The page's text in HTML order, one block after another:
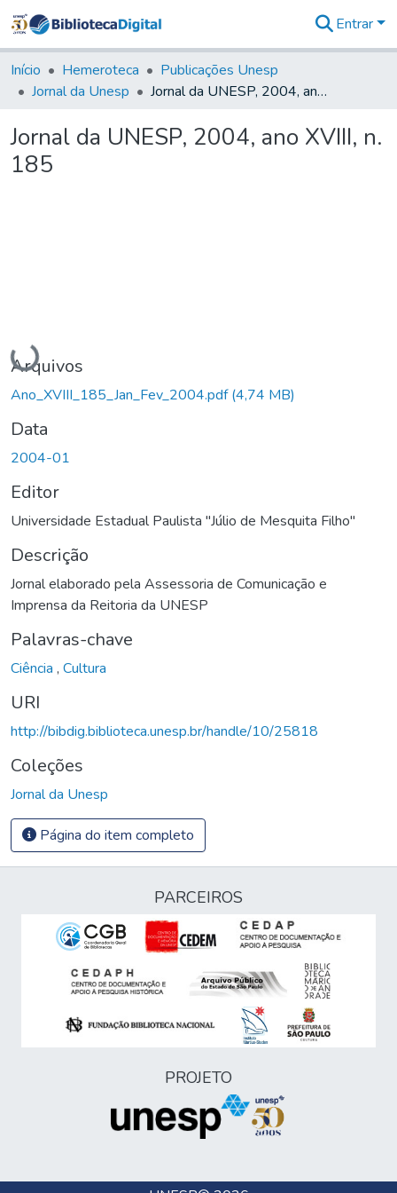
&
Coleções
Tudo na
Digital
Entrar
Início Hemeroteca
Publicações Unesp
Jornal da Unesp
Jornal da UNESP, 2004, ano XVIII, n. 185
Jornal da UNESP, 2004, ano XVIII, n.
185
Carregando...
Arquivos
Ano_XVIII_185_Jan_Fev_2004.pdf(4,74 MB)
Data
2004-01
Editor
Universidade Estadual Paulista "Júlio de Mesquita Filho"
Descrição
Jornal elaborado pela Assessoria de Comunicação e
Imprensa da Reitoria da UNESP
Palavras-chave
Ciência , Cultura
URI
http://bibdig.biblioteca.unesp.br/handle/10/25818
Coleções
Jornal da Unesp
Página do item completo
PARCEIROS
PROJETO